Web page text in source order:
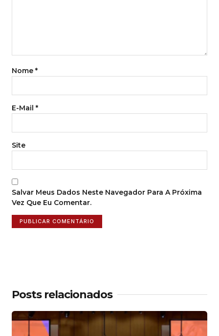
Nome *
E-Mail *
Site
Salvar Meus Dados Neste Navegador Para A Próxima
Vez Que Eu Comentar.
Posts relacionados